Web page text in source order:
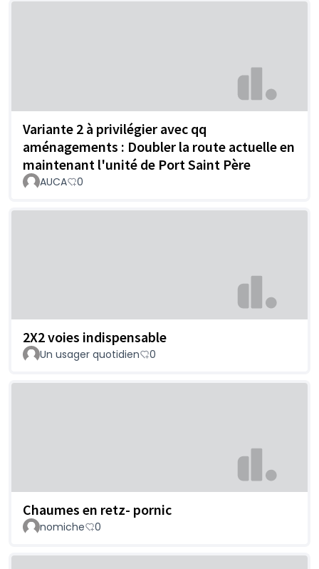
Variante 2 à privilégier avec qq
aménagements : Doubler la route actuelle en
maintenant l'unité de Port Saint Père
AUCA 0
2X2 voies indispensable
Un usager quotidien 0
Chaumes en retz- pornic
nomiche 0